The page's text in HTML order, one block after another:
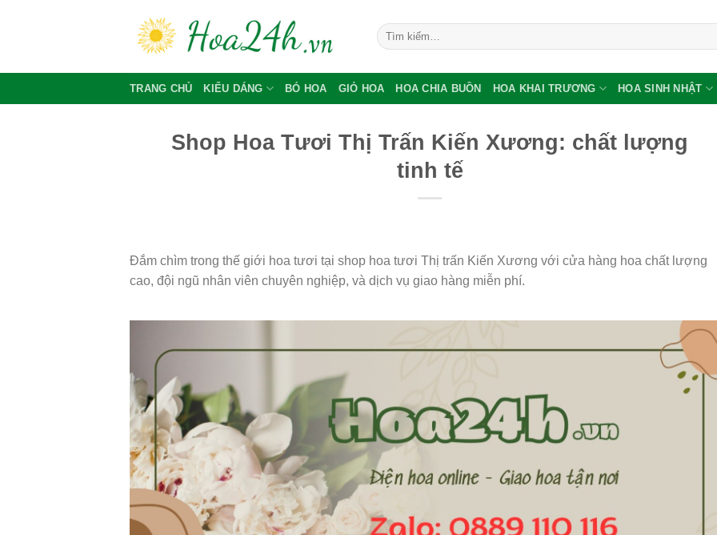
Tìm
kiếm:
TRANG CHỦ KIỂU DÁNG BÓ HOA GIỎ HOA HOA CHIA BUỒN HOA KHAI TRƯƠNG HOA SINH NHẬT
Shop Hoa Tươi Thị Trấn Kiến Xương: chất lượng
tinh tế
Đắm chìm trong thế giới hoa tươi tại shop hoa tươi Thị trấn Kiến Xương với cửa hàng hoa chất lượng
cao, đội ngũ nhân viên chuyên nghiệp, và dịch vụ giao hàng miễn phí.